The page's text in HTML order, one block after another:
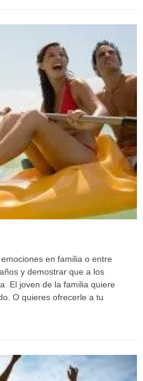
en familia o entre
y demostrar que a los
El joven de la familia quiere
O quieres ofrecerle a tu